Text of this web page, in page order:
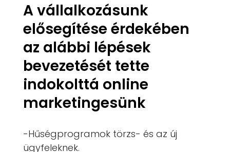
A vállalkozásunk
elősegítése érdekében
az alábbi lépések
bevezetését tette
indokolttá online
marketingesünk
-Hűségprogramok törzs- és az új
ügyfeleknek.